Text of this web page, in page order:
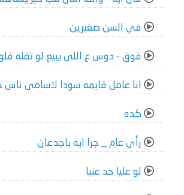
في السن صغيرين
فوق - دوس ع اللى يبيع لو تقله
انا عامل قايمه سودا لاسامى ناس
كده
رأي عام _ جرا ايه ياجدعان
لو عليا خد عنيا